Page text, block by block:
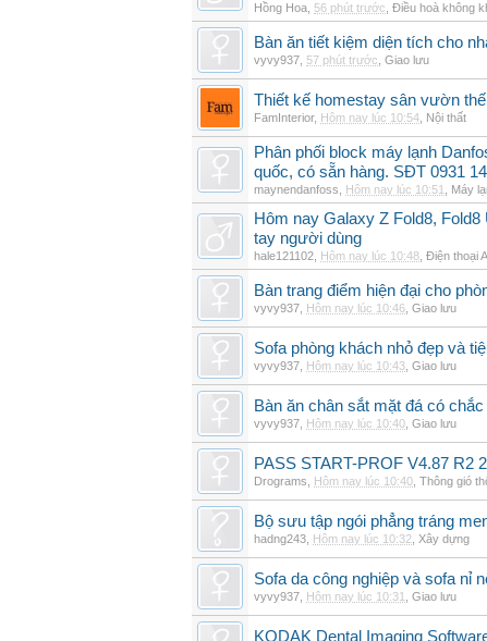
Hồng Hoa 56 phút trước Điều hoà không
Bàn ăn tiết kiệm diện tích cho
vyvy937 57 phút trước Giao lưu
Thiết kế homestay sân vườn
FamInterior, Hôm nay lúc 10:54 Nội thất
Phân phối block máy lạnh
quốc, có sẵn hàng. SĐT 0931
maynendanfoss Hôm nay lúc 10:51 Máy
Hôm nay Galaxy Z Fold8,
tay người dùng
hale121102 Hôm nay lúc 10:48 Điện thoại
Bàn trang điểm hiện đại cho
vyvy937 Hôm nay lúc 10:46 Giao lưu
Sofa phòng khách nhỏ đẹp và
vyvy937 Hôm nay lúc 10:43 Giao lưu
Bàn ăn chân sắt mặt đá có
vyvy937 Hôm nay lúc 10:40 Giao lưu
PASS START-PROF V4.87 R2
Drograms Hôm nay lúc 10:40 Thông gió
Bộ sưu tập ngói phẳng tráng
hadng243 Hôm nay lúc 10:32 Xây dựng
Sofa da công nghiệp và sofa nỉ
vyvy937 Hôm nay lúc 10:31 Giao lưu
KODAK Dental Imaging